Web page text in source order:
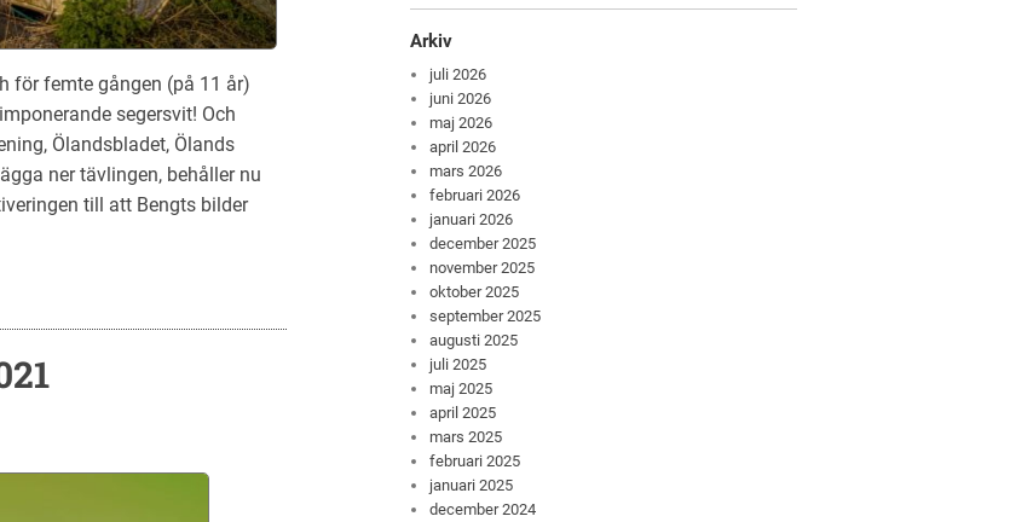
för femte gången (på 11 år)
segersvit! Och
Ölandsbladet, Ölands
ner tävlingen, behåller nu
till att Bengts bilder
Arkiv
juli 2026
juni 2026
maj 2026
april 2026
mars 2026
februari 2026
januari 2026
december 2025
november 2025
oktober 2025
september 2025
augusti 2025
juli 2025
maj 2025
april 2025
mars 2025
februari 2025
januari 2025
december 2024